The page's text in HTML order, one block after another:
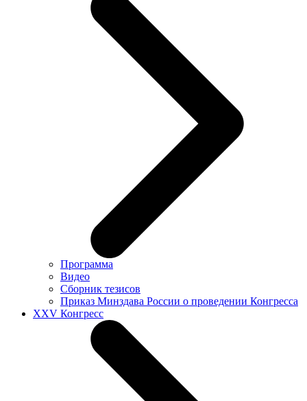
Программа
Видео
Сборник тезисов
Приказ Минздава России о проведении Конгресса
XXV Конгресс